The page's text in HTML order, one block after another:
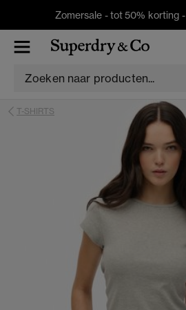
Zomersale - tot 50% korting -
T-SHIRTS